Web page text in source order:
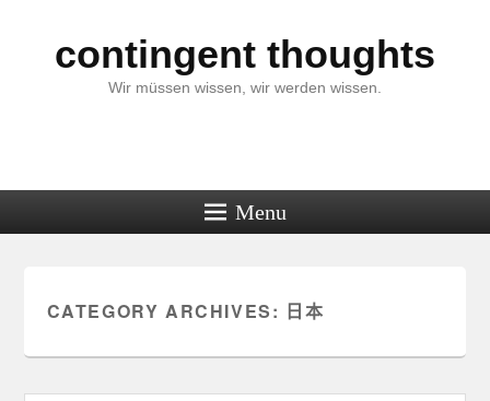
contingent thoughts
Wir müssen wissen, wir werden wissen.
Menu
CATEGORY ARCHIVES: 日本